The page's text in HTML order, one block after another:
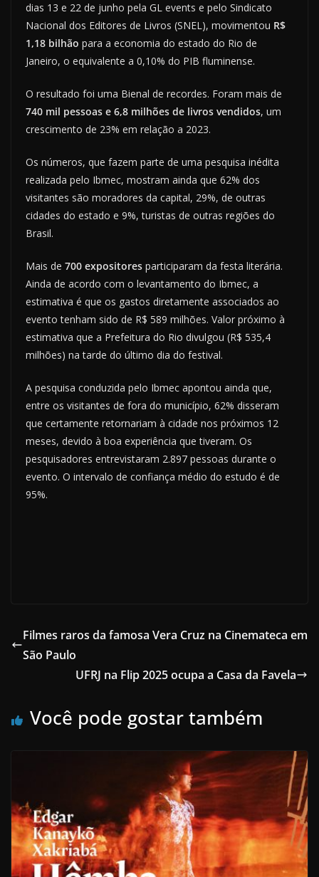
dias 13 e 22 de junho pela GL events e pelo Sindicato
Nacional dos Editores de Livros (SNEL), movimentou R$
1,18 bilhão para a economia do estado do Rio de
Janeiro, o equivalente a 0,10% do PIB fluminense.
O resultado foi uma Bienal de recordes. Foram mais de
740 mil pessoas e 6,8 milhões de livros vendidos, um
crescimento de 23% em relação a 2023.
Os números, que fazem parte de uma pesquisa inédita
realizada pelo Ibmec, mostram ainda que 62% dos
visitantes são moradores da capital, 29%, de outras
cidades do estado e 9%, turistas de outras regiões do
Brasil.
Mais de 700 expositores participaram da festa literária.
Ainda de acordo com o levantamento do Ibmec, a
estimativa é que os gastos diretamente associados ao
evento tenham sido de R$ 589 milhões. Valor próximo à
estimativa que a Prefeitura do Rio divulgou (R$ 535,4
milhões) na tarde do último dia do festival.
A pesquisa conduzida pelo Ibmec apontou ainda que,
entre os visitantes de fora do município, 62% disseram
que certamente retornariam à cidade nos próximos 12
meses, devido à boa experiência que tiveram. Os
pesquisadores entrevistaram 2.897 pessoas durante o
evento. O intervalo de confiança médio do estudo é de
95%.
Filmes raros da famosa Vera Cruz na Cinemateca em
São Paulo
UFRJ na Flip 2025 ocupa a Casa da Favela
Você pode gostar também